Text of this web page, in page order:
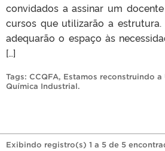
convidados a assinar um
cursos que utilizarão a estrutura.
adequarão o espaço às
[…]
Tags: CCQFA, Estamos reconstruindo a
Química Industrial.
Exibindo registro(s) 1 a 5 de 5